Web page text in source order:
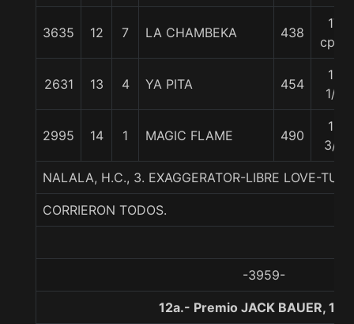
3635 12 7 LA CHAMBEKA 438
17
cpos
2631 13 4 YA PITA 454
18
1/4
2995 14 1 MAGIC FLAME 490
18
3/4
NALALA, H.C., 3. EXAGGERATOR-LIBRE LOVE-
CORRIERON TODOS.
-3959-
12a.- Premio JACK BAUER,